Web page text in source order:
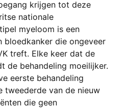
krijgen tot deze
nationale
myeloom is een
bloedkanker die ongeveer
treft. Elke keer dat de
de behandeling moeilijker.
eerste behandeling
tweederde van de nieuw
die geen